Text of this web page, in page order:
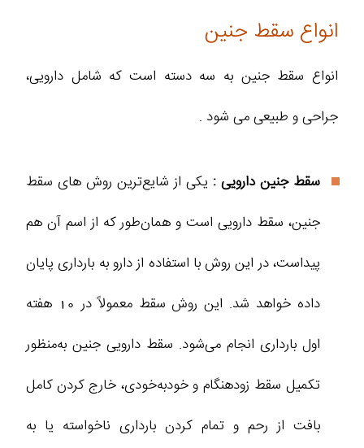
انواع سقط جنین
انواع سقط جنین به سه دسته است که شامل دارویی،
جراحی و طبیعی می شود .
سقط جنین دارویی : یکی از شایع‌ترین روش های سقط
جنین، سقط دارویی است و همان‌طور که از اسم آن هم
پیداست، در این روش با استفاده از دارو به بارداری پایان
داده خواهد شد. این روش سقط معمولاً در 10 هفته
اول بارداری انجام می‌شود. سقط دارویی جنین به‌منظور
تکمیل سقط زودهنگام و خودبه‌خودی، خارج کردن کامل
بافت از رحم و تمام کردن بارداری ناخواسته یا به